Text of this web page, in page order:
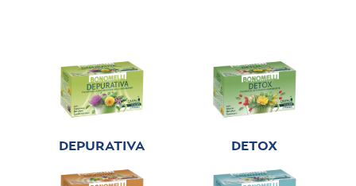
DEPURATIVA DETOX